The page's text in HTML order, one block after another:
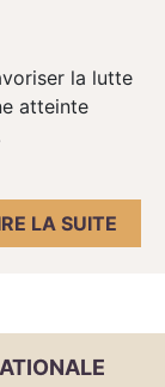
la lutte
atteinte
LA SUITE